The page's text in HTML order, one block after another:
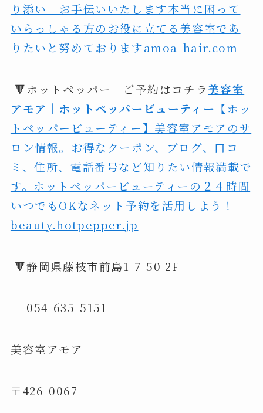
り添い お手伝いいたします本当に困って
いらっしゃる方のお役に立てる美容室であ
りたいと努めておりますamoa-hair.com
🔻ホットペッパー ご予約はコチラ美容室
アモア｜ホットペッパービューティー 【ホッ
トペッパービューティー】美容室アモアのサ
ロン情報。お得なクーポン、ブログ、口コ
ミ、住所、電話番号など知りたい情報満載で
す。ホットペッパービューティーの２４時間
いつでもOKなネット予約を活用しよう！
beauty.hotpepper.jp
🔻静岡県藤枝市前島1-7-50 2F
054-635-5151
美容室アモア
〒426-0067